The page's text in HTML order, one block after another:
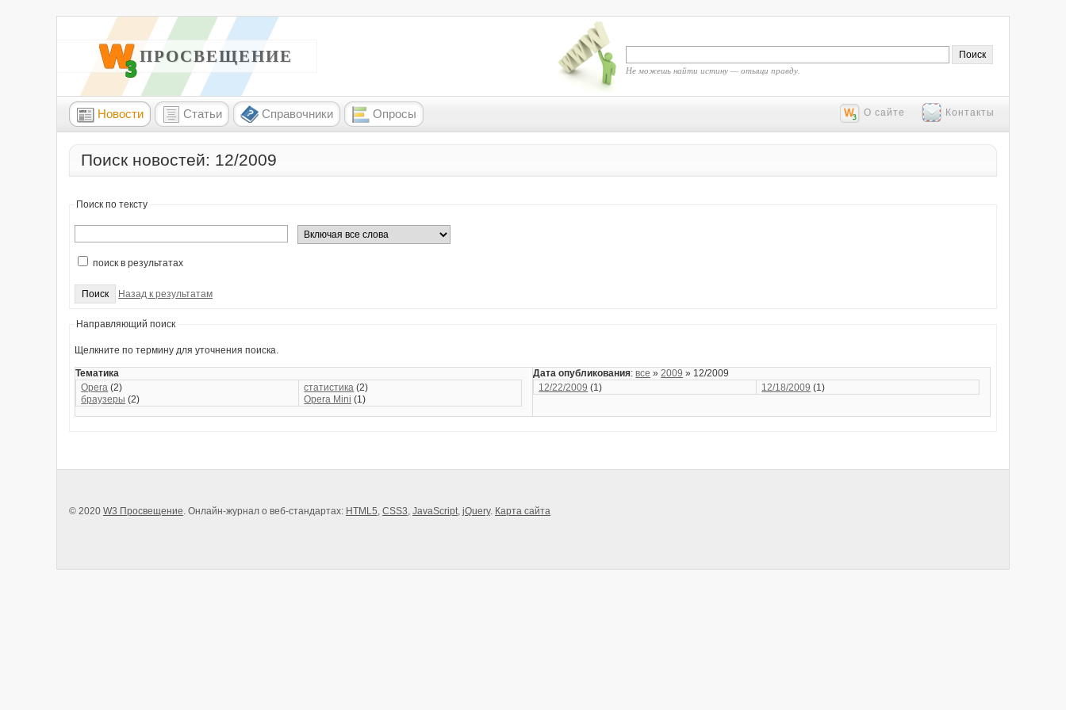
W3 ПРОСВЕЩЕНИЕ
Не можешь найти истину — отыщи правду.
Новости Статьи Справочники Опросы О сайте Контакты
Поиск новостей: 12/2009
Поиск по тексту
поиск в результатах
Назад к результатам
Направляющий поиск
Щелкните по термину для уточнения поиска.
Тематика
Opera (2)
браузеры (2)
статистика (2)
Opera Mini (1)
Дата опубликования:все » 2009 » 12/2009
12/22/2009 (1) 12/18/2009 (1)
© 2020 W3 Просвещение. Онлайн-журнал о веб-стандартах: HTML5, CSS3, JavaScript, jQuery. Карта сайта